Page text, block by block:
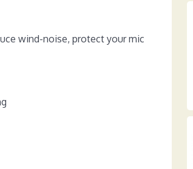
wind-noise, protect your mic